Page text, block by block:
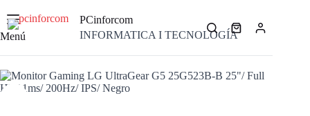
contenido
Menú
PCinforcom
INFORMATICA I TECNOLOGÍACarro
compra